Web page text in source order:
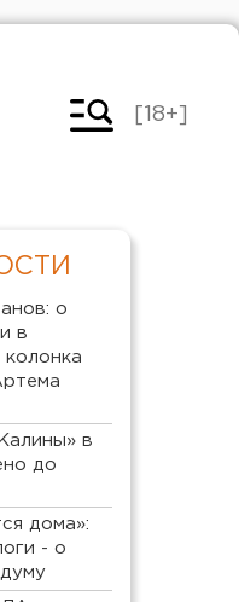
[18+]
о
в
колонка
в
до
дома»:
- о